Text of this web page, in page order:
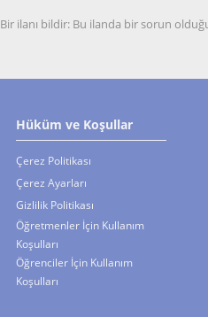
Bir ilanı bildir: Bu ilanda bir sorun
Hüküm ve Koşullar
Çerez Politikası
Çerez Ayarları
Gizlilik Politikası
Öğretmenler İçin Kullanım
Koşulları
Öğrenciler İçin Kullanım
Koşulları